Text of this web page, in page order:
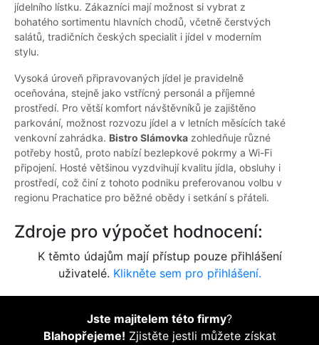
jídelního lístku. Zákazníci mají možnost si vybrat z
bohatého sortimentu hlavních chodů, včetně čerstvých
salátů, tradičních českých specialit i jídel v moderním
stylu.
Vysoká úroveň připravovaných jídel je pravidelně
oceňována, stejně jako vstřícný personál a příjemné
prostředí. Pro větší komfort návštěvníků je zajištěno
parkování, možnost rozvozu jídel a v letních měsících také
venkovní zahrádka. Bistro Slámovka zohledňuje různé
potřeby hostů, proto nabízí bezlepkové pokrmy a Wi-Fi
připojení. Hosté většinou vyzdvihují kvalitu jídla, obsluhy i
prostředí, což činí z tohoto podniku preferovanou volbu v
regionu Prachatice pro běžné obědy i setkání s přáteli.
Zdroje pro výpočet hodnocení:
K těmto údajům mají přístup pouze přihlášení
uživatelé. Klikněte sem pro přihlášení.
Jste majitelem této firmy?
Blahopřejeme! Zjistěte jestli můžete získat